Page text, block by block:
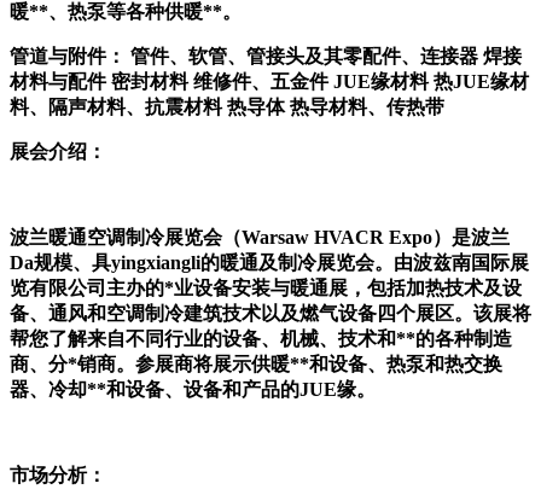
暖**、热泵等各种供暖**。
管道与附件： 管件、软管、管接头及其零配件、连接器 焊接
材料与配件 密封材料 维修件、五金件 JUE缘材料 热JUE缘材
料、隔声材料、抗震材料 热导体 热导材料、传热带
展会介绍：
波兰暖通空调制冷展览会（Warsaw HVACR Expo）是波兰
Da规模、具yingxiangli的暖通及制冷展览会。由波兹南国际展
览有限公司主办的*业设备安装与暖通展，包括加热技术及设
备、通风和空调制冷建筑技术以及燃气设备四个展区。该展将
帮您了解来自不同行业的设备、机械、技术和**的各种制造
商、分*销商。参展商将展示供暖**和设备、热泵和热交换
器、冷却**和设备、设备和产品的JUE缘。
市场分析：